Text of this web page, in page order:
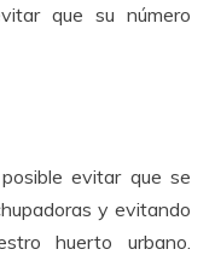
que su número
evitar que se
y evitando
huerto urbano.